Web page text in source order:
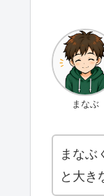
まなぶ
まなぶ
と大き